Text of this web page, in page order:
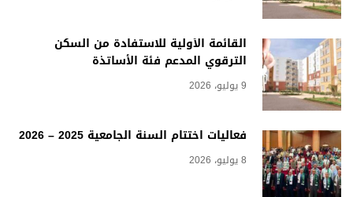
القائمة الأولية للاستفادة من السكن
الترقوي المدعم فئة الأساتذة
9 يوليو، 2026
فعاليات اختتام السنة الجامعية 2025 – 2026
8 يوليو، 2026